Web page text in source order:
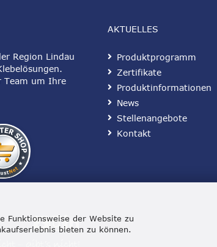
Funktionsweise der Website zu
bieten zu können.
Region Lindau
Team um Ihre
AKTUELLES
Produktprogramm
Zertifikate
Produktinformationen
News
Stellenangebote
Kontakt